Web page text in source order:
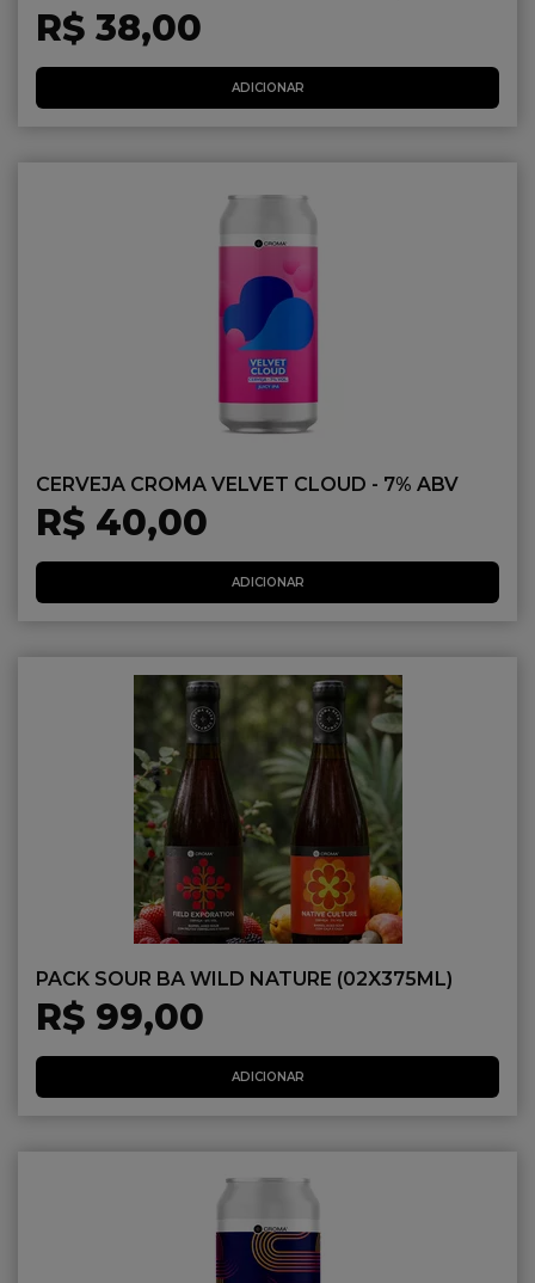
R$ 38,00
ADICIONAR
CERVEJA CROMA VELVET CLOUD - 7% ABV
R$ 40,00
ADICIONAR
PACK SOUR BA WILD NATURE (02X375ML)
R$ 99,00
ADICIONAR